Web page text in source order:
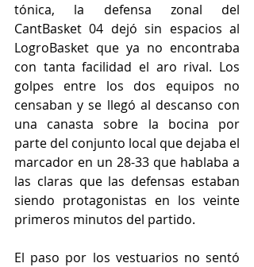
tónica, la defensa zonal del
CantBasket 04 dejó sin espacios al
LogroBasket que ya no encontraba
con tanta facilidad el aro rival. Los
golpes entre los dos equipos no
censaban y se llegó al descanso con
una canasta sobre la bocina por
parte del conjunto local que dejaba el
marcador en un 28-33 que hablaba a
las claras que las defensas estaban
siendo protagonistas en los veinte
primeros minutos del partido.
El paso por los vestuarios no sentó